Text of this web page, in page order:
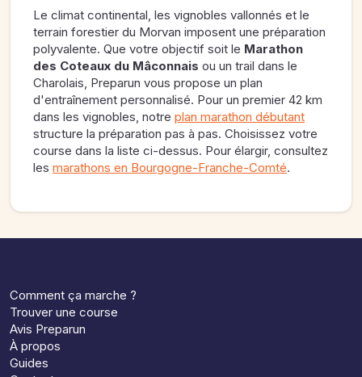
Le climat continental, les vignobles vallonnés et le
terrain forestier du Morvan imposent une préparation
polyvalente. Que votre objectif soit le Marathon
des Coteaux du Mâconnais ou un trail dans le
Charolais, Preparun vous propose un plan
d'entraînement personnalisé. Pour un premier 42 km
dans les vignobles, notre plan marathon débutant
structure la préparation pas à pas. Choisissez votre
course dans la liste ci-dessus. Pour élargir, consultez
les marathons en Bourgogne-Franche-Comté.
Comment ça marche ?
Trouver une course
Avis Preparun
À propos
Guides